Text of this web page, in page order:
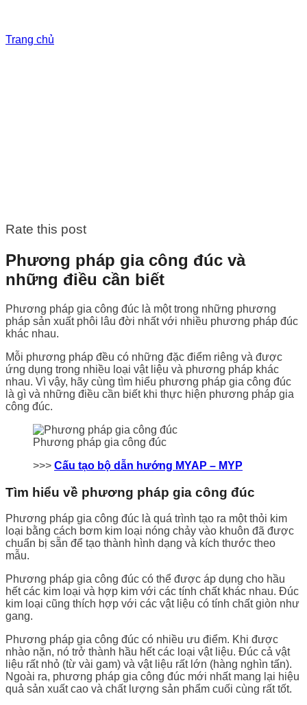
Trang chủ
Rate this post
Phương pháp gia công đúc và
những điều cần biết
Phương pháp gia công đúc là một trong những phương
pháp sản xuất phôi lâu đời nhất với nhiều phương pháp đúc
khác nhau.
Mỗi phương pháp đều có những đặc điểm riêng và được
ứng dụng trong nhiều loại vật liệu và phương pháp khác
nhau. Vì vậy, hãy cùng tìm hiểu phương pháp gia công đúc
là gì và những điều cần biết khi thực hiện phương pháp gia
công đúc.
Phương pháp gia công đúc
>>> Cấu tạo bộ dẫn hướng MYAP – MYP
Tìm hiểu về phương pháp gia công đúc
Phương pháp gia công đúc là quá trình tạo ra một thỏi kim
loại bằng cách bơm kim loại nóng chảy vào khuôn đã được
chuẩn bị sẵn để tạo thành hình dạng và kích thước theo
mẫu.
Phương pháp gia công đúc có thể được áp dụng cho hầu
hết các kim loại và hợp kim với các tính chất khác nhau. Đúc
kim loại cũng thích hợp với các vật liệu có tính chất giòn như
gang.
Phương pháp gia công đúc có nhiều ưu điểm. Khi được
nhào nặn, nó trở thành hầu hết các loại vật liệu. Đúc cả vật
liệu rất nhỏ (từ vài gam) và vật liệu rất lớn (hàng nghìn tấn).
Ngoài ra, phương pháp gia công đúc mới nhất mang lại hiệu
quả sản xuất cao và chất lượng sản phẩm cuối cùng rất tốt.